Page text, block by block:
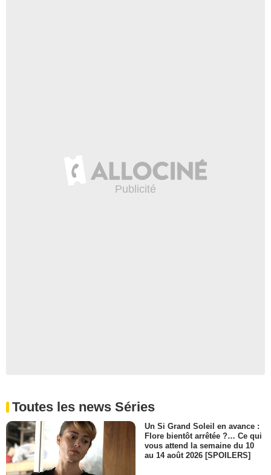
Toutes les news Séries
Un Si Grand Soleil en avance :
Flore bientôt arrêtée ?… Ce qui
vous attend la semaine du 10
au 14 août 2026 [SPOILERS]